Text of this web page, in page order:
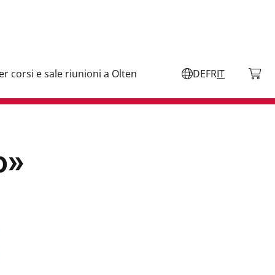
corsi e sale riunioni a Olten DEFRIT